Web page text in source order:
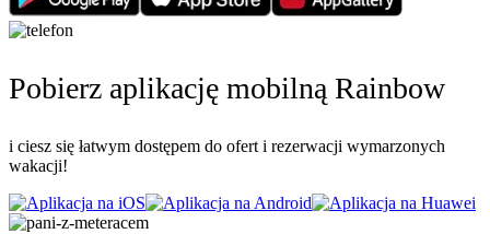
Pobierz aplikację mobilną Rainbow
i ciesz się łatwym dostępem do ofert i rezerwacji wymarzonych
wakacji!